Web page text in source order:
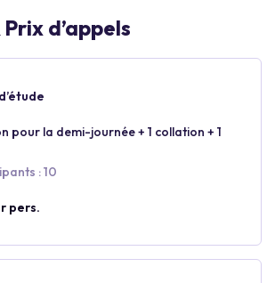
d’appels
pour la demi-journée + 1 collation + 1
: 10
pers.